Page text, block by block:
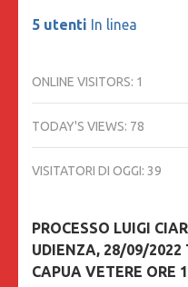
5 utenti In linea
ONLINE VISITORS: 1
TODAY'S VIEWS: 78
VISITATORI DI OGGI: 39
PROCESSO LUIGI
UDIENZA, 28/09/2022
CAPUA VETERE ORE